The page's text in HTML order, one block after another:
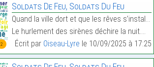
2
Soldats De Feu, Soldats Du Feu
Quand la ville dort et que les rêves s’installent,
Le hurlement des sirènes déchire la nuit.…
Écrit par Oiseau-Lyre le 10/09/2025 à 17:25